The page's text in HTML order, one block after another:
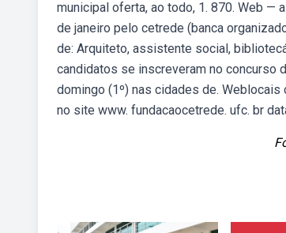
municipal oferta, ao todo, 1. 870. Web —
de janeiro pelo cetrede (banca
de: Arquiteto, assistente social,
candidatos se inscreveram no concurso
domingo (1º) nas cidades de.
no site www. fundacaocetrede. ufc. br